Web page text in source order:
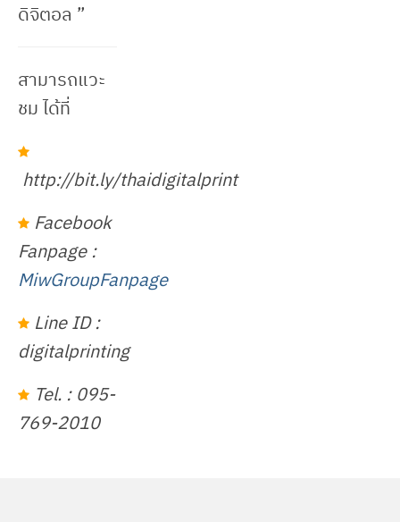
ดิจิตอล ”
สามารถแวะ
ชม ได้ที่
http://bit.ly/thaidigitalprint
Facebook
Fanpage :
MiwGroupFanpage
Line ID :
digitalprinting
Tel. : 095-
769-2010